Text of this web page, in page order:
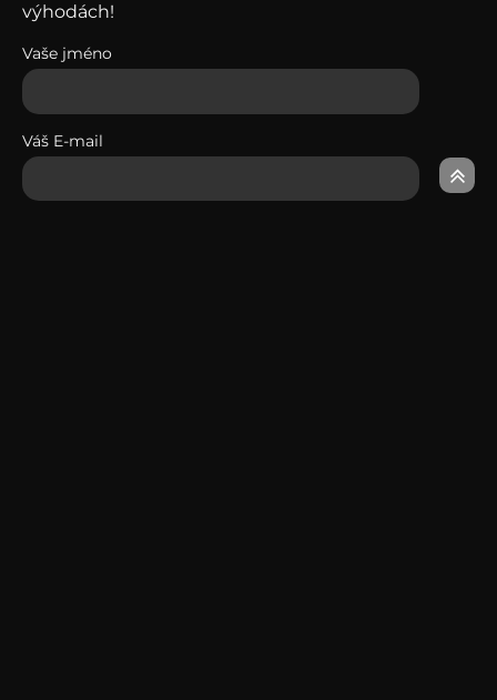
výhodách!
Vaše jméno
Váš E-mail